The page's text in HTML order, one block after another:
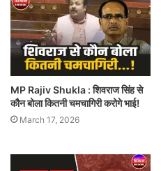
MP Rajiv Shukla : शिवराज सिंह से
कौन बोला कितनी चमचागिरी करोगे भाई!
March 17, 2026